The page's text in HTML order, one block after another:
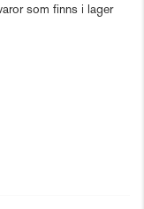
som finns i lager